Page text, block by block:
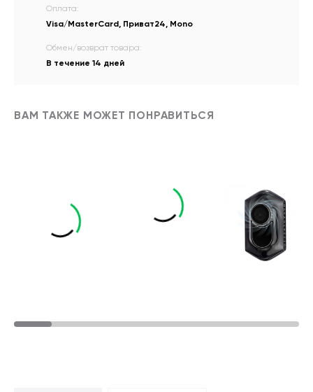
Оплата:
Visa/MasterCard, Приват24, Mono
Обмен/возврат товара:
В течение 14 дней
ВАМ ТАКЖЕ МОЖЕТ ПОНРАВИТЬСЯ